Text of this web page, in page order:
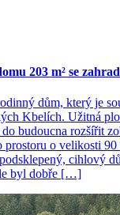
203 m² se
dům, který je
Kbelích. Užitná
budoucna rozšířit
o velikosti 90
cihlový
byl dobře […]